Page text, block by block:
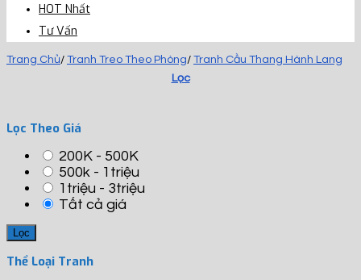
HOT Nhất
Tư Vấn
Trang Chủ/ Tranh Treo Theo Phòng/ Tranh Cầu Thang Hành Lang
Lọc
Lọc Theo Giá
200K - 500K
500k - 1triệu
1triệu - 3triệu
Tất cả giá
Thể Loại Tranh